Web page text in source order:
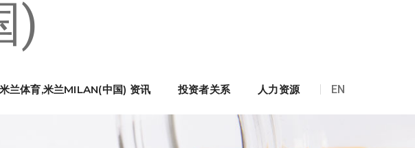
)
米兰体育,米兰MILAN(中国) 资讯 投资者关系 人力资源 EN